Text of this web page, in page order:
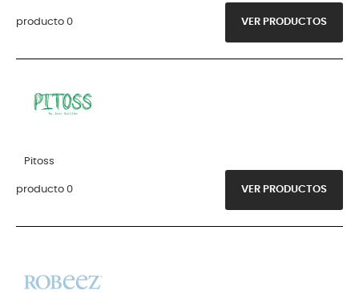
producto 0 VER PRODUCTOS
Pitoss
producto 0 VER PRODUCTOS